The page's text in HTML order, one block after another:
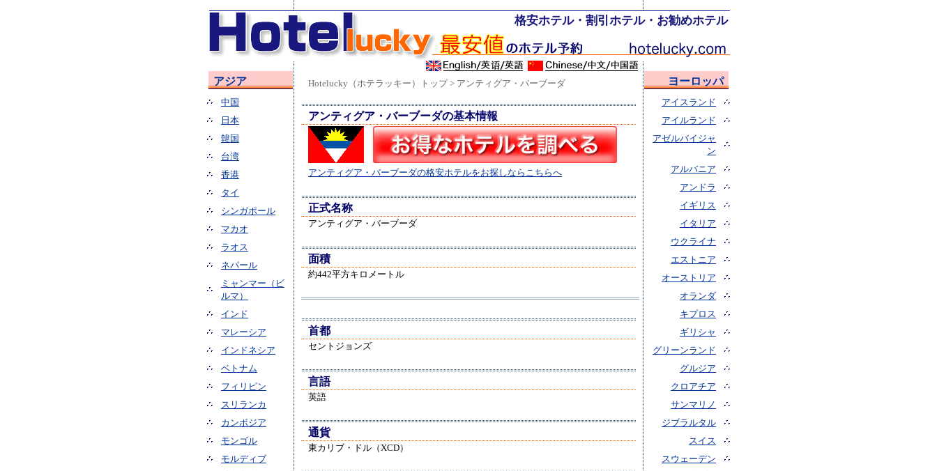
格安ホテル・割引ホテル・お勧めホテル
Hotelucky（ホテラッキー）トップ> アンティグア・バーブーダ
アンティグア・バーブーダの基本情報
アンティグア・バーブーダの格安ホテルをお探しならこちらへ
正式名称
アンティグア・バーブーダ
面積
約442平方キロメートル
首都
セントジョンズ
言語
英語
通貨
東カリブ・ドル（XCD）
アジア
中国
日本
韓国
台湾
香港
タイ
シンガポール
マカオ
ラオス
ネパール
ミャンマー（ビ
ルマ）
インド
マレーシア
インドネシア
ベトナム
フィリピン
スリランカ
カンボジア
モンゴル
モルディブ
ヨーロッパ
アイスランド
アイルランド
アゼルバイジャ
ン
アルバニア
アンドラ
イギリス
イタリア
ウクライナ
エストニア
オーストリア
オランダ
キプロス
ギリシャ
グリーンランド
グルジア
クロアチア
サンマリノ
ジブラルタル
スイス
スウェーデン